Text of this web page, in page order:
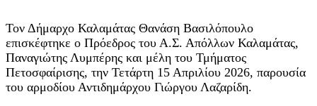
Τον Δήμαρχο Καλαμάτας Θανάση Βασιλόπουλο
επισκέφτηκε ο Πρόεδρος του Α.Σ. Απόλλων Καλαμάτας,
Παναγιώτης Λυμπέρης και μέλη του Τμήματος
Πετοσφαίρισης, την Τετάρτη 15 Απριλίου 2026, παρουσία
του αρμοδίου Αντιδημάρχου Γιώργου Λαζαρίδη.